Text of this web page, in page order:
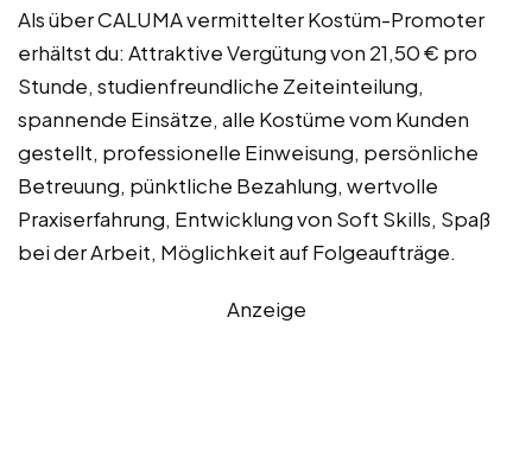
Als über CALUMA vermittelter Kostüm-Promoter
erhältst du: Attraktive Vergütung von 21,50 € pro
Stunde, studienfreundliche Zeiteinteilung,
spannende Einsätze, alle Kostüme vom Kunden
gestellt, professionelle Einweisung, persönliche
Betreuung, pünktliche Bezahlung, wertvolle
Praxiserfahrung, Entwicklung von Soft Skills, Spaß
bei der Arbeit, Möglichkeit auf Folgeaufträge.
Anzeige